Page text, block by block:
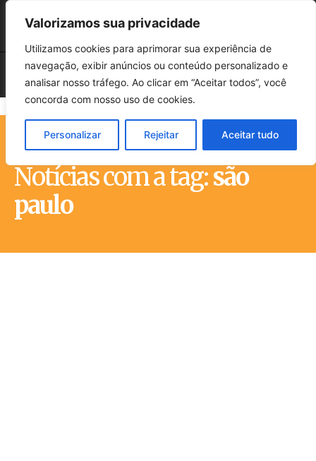
Valorizamos sua privacidade
Utilizamos cookies para aprimorar sua experiência de
navegação, exibir anúncios ou conteúdo personalizado e
analisar nosso tráfego. Ao clicar em “Aceitar todos”, você
concorda com nosso uso de cookies.
Personalizar Rejeitar Aceitar tudo
Notícias com a tag:são
paulo